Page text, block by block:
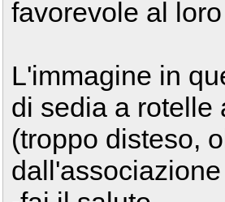
favorevole al
L'immagine in
di sedia a rotelle
(troppo disteso,